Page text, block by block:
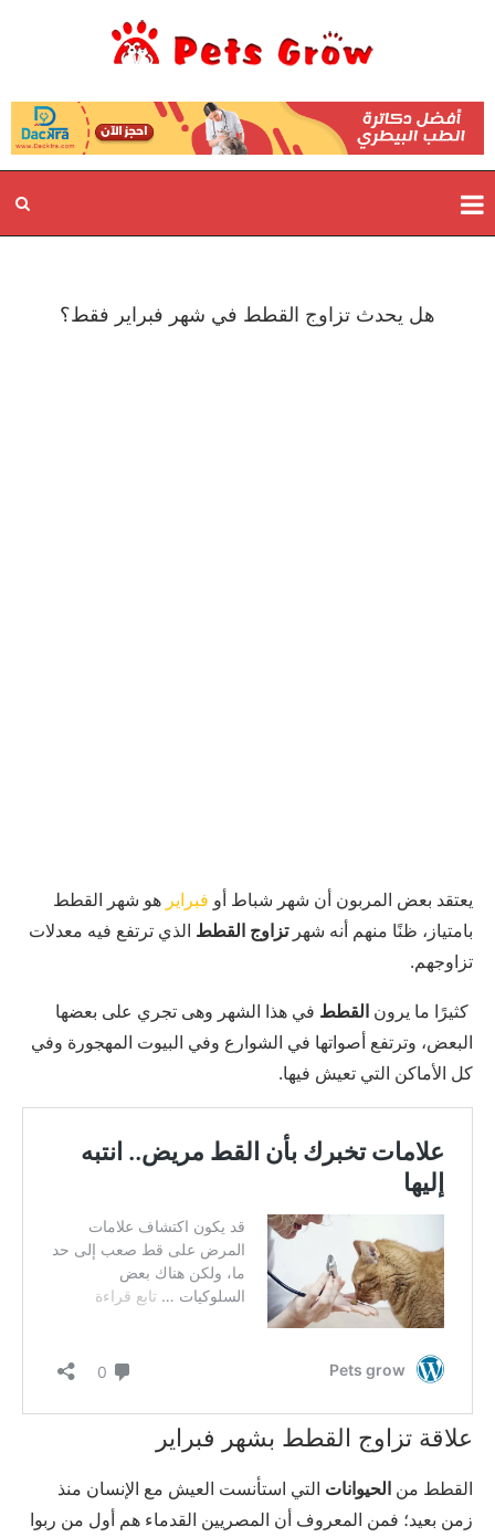
هل يحدث تزاوج القطط في شهر فبراير فقط؟
يعتقد بعض المربون أن شهر شباط أو فبراير هو شهر القطط
بامتياز، ظنًا منهم أنه شهرتزاوج القطط الذي ترتفع فيه معدلات
تزاوجهم.
كثيرًا ما يرون القطط في هذا الشهر وهى تجري على بعضها
البعض، وترتفع أصواتها في الشوارع وفي البيوت المهجورة وفي
كل الأماكن التي تعيش فيها.
علاقة تزاوج القطط بشهر فبراير
القطط من الحيوانات التي استأنست العيش مع الإنسان منذ
زمن بعيد؛ فمن المعروف أن المصريين القدماء هم أول من ربوا